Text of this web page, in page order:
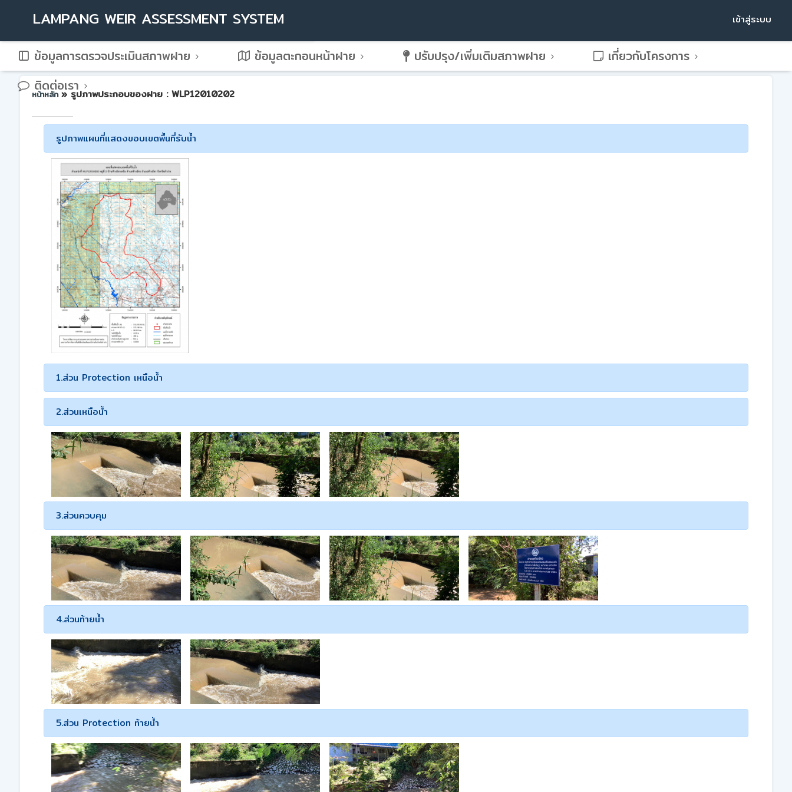
LAMPANG WEIR ASSESSMENT SYSTEM เข้าสู่ระบบ
ข้อมูลการตรวจประเมินสภาพฝาย ข้อมูลตะกอนหน้าฝาย ปรับปรุง/เพิ่มเติมสภาพฝาย
เกี่ยวกับโครงการ
ติดต่อเรา
หน้าหลัก » รูปภาพประกอบของฝาย : WLP12010202
รูปภาพแผนที่แสดงขอบเขตพื้นที่รับน้ำ
1.ส่วน Protection เหนือน้ำ
2.ส่วนเหนือน้ำ
3.ส่วนควบคุม
4.ส่วนท้ายน้ำ
5.ส่วน Protection ท้ายน้ำ